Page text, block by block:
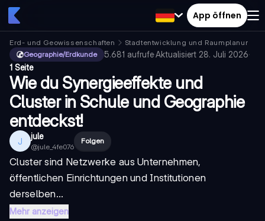
App öffnen
Erd- und Geowissenschaften Stadtentwicklung und Raumplanung
Geographie/Erdkunde
5.681 aufrufe·Aktualisiert 28. Juli 2026·
1 Seite
Wie du Synergieeffekte und
Cluster in Schule und Geographie
entdeckst!
J jule
@jule_4fe076
Folgen
Cluster sind Netzwerke aus Unternehmen,
öffentlichen Einrichtungen und Institutionen
derselben...
Mehr anzeigen